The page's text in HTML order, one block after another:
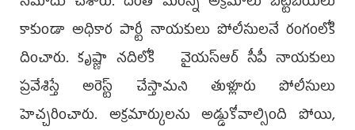
కాకుండా అధికార పార్టీ నాయకులు పోలీసులనే రంగంలోకి
దించారు. కృష్ణా నదిలోకి వైయ‌స్ఆర్‌ సీపీ నాయకులు
ప్రవేశిస్తే అరెస్ట్‌ చేస్తామని తుళ్లూరు పోలీసులు
హెచ్చరించారు. అక్రమార్కులను అడ్డుకోవాల్సింది పోయి,